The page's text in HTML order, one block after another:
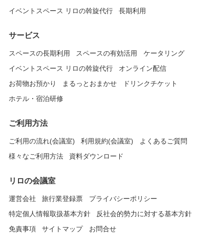
イベントスペース リロの斡旋代行
長期利用
サービス
スペースの長期利用 スペースの有効活用
ケータリング
イベントスペース リロの斡旋代行
オンライン配信
お荷物お預かり
まるっとおまかせ
ドリンクチケット
ホテル・宿泊研修
ご利用方法
ご利用の流れ(会議室) 利用規約(会議室)
よくあるご質問
様々なご利用方法
資料ダウンロード
リロの会議室
運営会社 旅行業登録票
プライバシーポリシー
特定個人情報取扱基本方針
反社会的勢力に対する基本方針
免責事項
サイトマップ お問合せ